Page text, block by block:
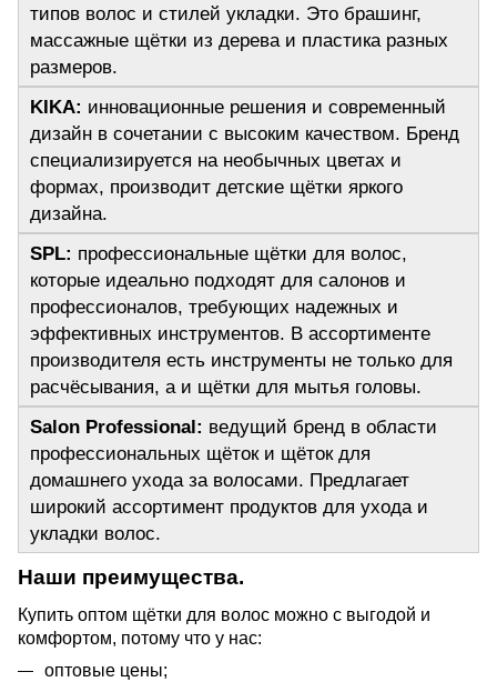
типов волос и стилей укладки. Это брашинг,
массажные щётки из дерева и пластика разных
размеров.
KIKA: инновационные решения и современный
дизайн в сочетании с высоким качеством. Бренд
специализируется на необычных цветах и
формах, производит детские щётки яркого
дизайна.
SPL: профессиональные щётки для волос,
которые идеально подходят для салонов и
профессионалов, требующих надежных и
эффективных инструментов. В ассортименте
производителя есть инструменты не только для
расчёсывания, а и щётки для мытья головы.
Salon Professional: ведущий бренд в области
профессиональных щёток и щёток для
домашнего ухода за волосами. Предлагает
широкий ассортимент продуктов для ухода и
укладки волос.
Наши преимущества.
Купить оптом щётки для волос можно с выгодой и
комфортом, потому что у нас:
оптовые цены;